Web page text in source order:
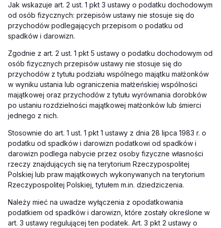
Jak wskazuje art. 2 ust. 1 pkt 3 ustawy o podatku dochodowym
od osób fizycznych: przepisów ustawy nie stosuje się do
przychodów podlegających przepisom o podatku od
spadków i darowizn.
Zgodnie z art. 2 ust. 1 pkt 5 ustawy o podatku dochodowym od
osób fizycznych przepisów ustawy nie stosuje się do
przychodów z tytułu podziału wspólnego majątku małżonków
w wyniku ustania lub ograniczenia małżeńskiej wspólności
majątkowej oraz przychodów z tytułu wyrównania dorobków
po ustaniu rozdzielności majątkowej małżonków lub śmierci
jednego z nich.
Stosownie do art. 1 ust. 1 pkt 1 ustawy z dnia 28 lipca 1983 r. o
podatku od spadków i darowizn podatkowi od spadków i
darowizn podlega nabycie przez osoby fizyczne własności
rzeczy znajdujących się na terytorium Rzeczypospolitej
Polskiej lub praw majątkowych wykonywanych na terytorium
Rzeczypospolitej Polskiej, tytułem m.in. dziedziczenia.
Należy mieć na uwadze wyłączenia z opodatkowania
podatkiem od spadków i darowizn, które zostały określone w
art. 3 ustawy regulującej ten podatek. Art. 3 pkt 2 ustawy o